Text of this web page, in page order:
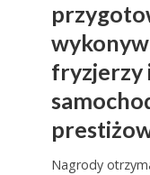
fryzjerzy
Nagrody